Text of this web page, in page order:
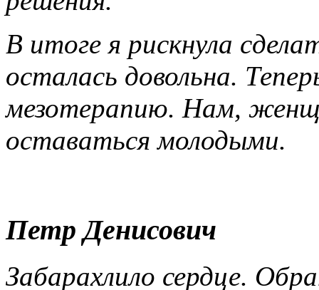
В итоге я рискнула
осталась довольна.
мезотерапию. Нам,
оставаться молодыми.
Петр Денисович
Забарахлило сердце.